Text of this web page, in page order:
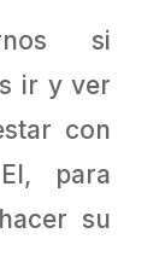
si
ir y ver
con
para
su